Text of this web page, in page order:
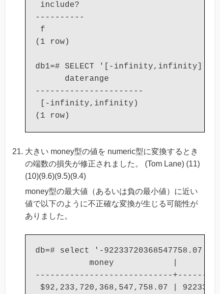
include?
----------
f
(1 row)
db1=# SELECT '[-
      daterange
----------------------
[-infinity,infinity)
大きい money型の値を numeric型に変換するとき
の端数の損失が修正されました。 (Tom Lane) (11)
(10)(9.6)(9.5)(9.4)
money型の最大値（あるいは負の最小値）に近い
値で以下のように不正確な変換が生じる可能性が
ありました。
db=# select '-
money            |
----------------------------
$92,233,720,368,547,758.07 |